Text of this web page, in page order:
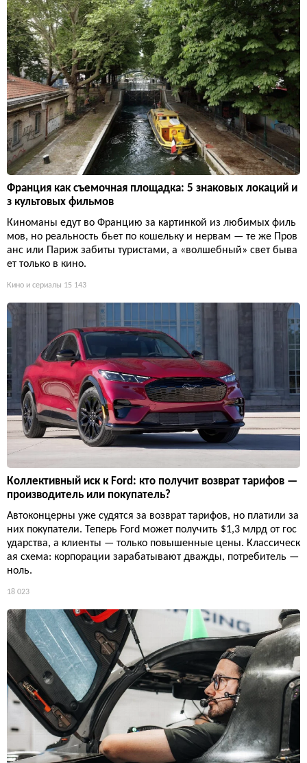
Франция как съемочная площадка: 5 знаковых локаций и
з культовых фильмов
Киноманы едут во Францию за картинкой из любимых филь
мов, но реальность бьет по кошельку и нервам — те же Пров
анс или Париж забиты туристами, а «волшебный» свет быва
ет только в кино.
Кино и сериалы 15 143
Коллективный иск к Ford: кто получит возврат тарифов —
производитель или покупатель?
Автоконцерны уже судятся за возврат тарифов, но платили за
них покупатели. Теперь Ford может получить $1,3 млрд от гос
ударства, а клиенты — только повышенные цены. Классическ
ая схема: корпорации зарабатывают дважды, потребитель —
ноль.
18 023